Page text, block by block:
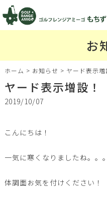
お
ホーム > お知らせ > ヤード表示増
ヤード表示増設！
2019/10/07
こんにちは！
一気に寒くなりましたね。。。
体調面お気を付けください！